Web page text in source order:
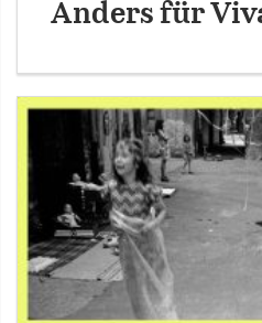
Anders für